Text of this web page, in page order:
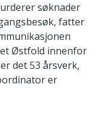
søknader
fatter
Østfold innenfor
det 53 årsverk,
er